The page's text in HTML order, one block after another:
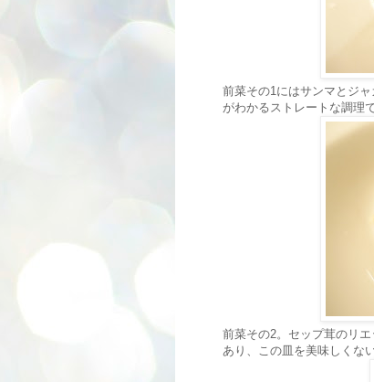
前菜その1にはサンマとジ
がわかるストレートな調理
前菜その2。セップ茸のリ
あり、この皿を美味しくな